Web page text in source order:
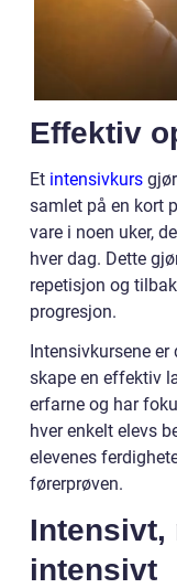
Effektiv
Et intensivkurs
samlet på en kort
vare i noen uker,
hver dag. Dette
repetisjon og
progresjon.
Intensivkursene
skape en effektiv
erfarne og har
hver enkelt elevs
elevenes
førerprøven.
Intensivt,
intensivt